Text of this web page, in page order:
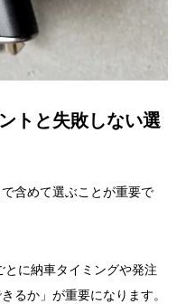
トと失敗しない選
含めて選ぶことが重要で
に納車タイミングや発注
るか」が重要になります。